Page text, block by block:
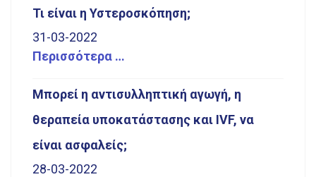
Τι είναι η Υστεροσκόπηση;
31-03-2022
Περισσότερα …
Μπορεί η αντισυλληπτική αγωγή, η
θεραπεία υποκατάστασης και IVF, να
είναι ασφαλείς;
28-03-2022